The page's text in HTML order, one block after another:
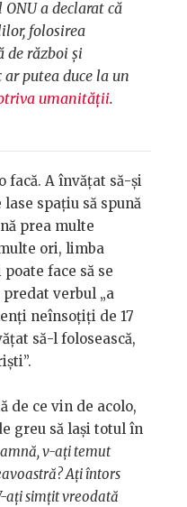
ONU a declarat că
folosirea
de război și
putea duce la un
umanității.
facă. A învățat să-și
spațiu să spună
prea multe
ori, limba
face să se
predat verbul „a
neînsoțiți de 17
să-l folosească,
de ce vin de acolo,
greu să lași totul în
v-ați temut
Ați întors
ați simțit vreodată